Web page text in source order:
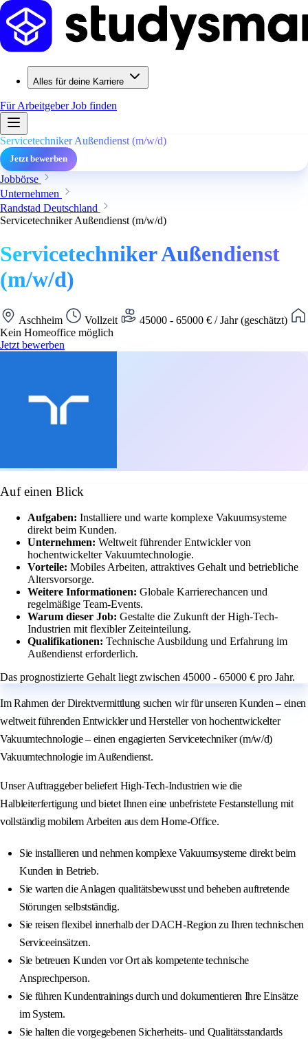
Alles für deine Karriere
Für ArbeitgeberJob finden
Servicetechniker Außendienst (m/w/d)
Jetzt bewerben
Jobbörse
Unternehmen
Randstad Deutschland
Servicetechniker Außendienst (m/w/d)
Servicetechniker Außendienst
(m/w/d)
Aschheim Vollzeit
45000 - 65000 € / Jahr (geschätzt)
Kein Homeoffice möglich
Jetzt bewerben
Auf einen Blick
Aufgaben: Installiere und warte komplexe Vakuumsysteme
direkt beim Kunden.
Unternehmen: Weltweit führender Entwickler von
hochentwickelter Vakuumtechnologie.
Vorteile: Mobiles Arbeiten, attraktives Gehalt und betriebliche
Altersvorsorge.
Weitere Informationen: Globale Karrierechancen und
regelmäßige Team-Events.
Warum dieser Job: Gestalte die Zukunft der High-Tech-
Industrien mit flexibler Zeiteinteilung.
Qualifikationen: Technische Ausbildung und Erfahrung im
Außendienst erforderlich.
Das prognostizierte Gehalt liegt zwischen 45000 - 65000 € pro Jahr.
Im Rahmen der Direktvermittlung suchen wir für unseren Kunden – einen
weltweit führenden Entwickler und Hersteller von hochentwickelter
Vakuumtechnologie – einen engagierten Servicetechniker (m/w/d)
Vakuumtechnologie im Außendienst.
Unser Auftraggeber beliefert High-Tech-Industrien wie die
Halbleiterfertigung und bietet Ihnen eine unbefristete Festanstellung mit
vollständig mobilem Arbeiten aus dem Home-Office.
Sie installieren und nehmen komplexe Vakuumsysteme direkt beim
Kunden in Betrieb.
Sie warten die Anlagen qualitätsbewusst und beheben auftretende
Störungen selbstständig.
Sie reisen flexibel innerhalb der DACH-Region zu Ihren technischen
Serviceeinsätzen.
Sie betreuen Kunden vor Ort als kompetente technische
Ansprechperson.
Sie führen Kundentrainings durch und dokumentieren Ihre Einsätze
im System.
Sie halten die vorgegebenen Sicherheits- und Qualitätsstandards